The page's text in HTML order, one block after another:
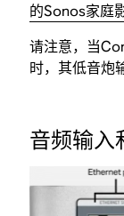
的Sonos家庭
请注意，当
时，其低音炮
音频输入